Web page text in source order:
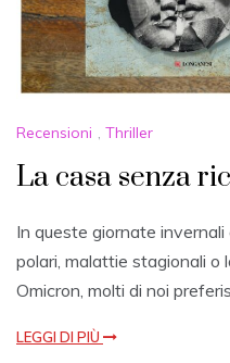
Recensioni , Thriller
La casa senza
In queste giornate
polari, malattie stagionali o
Omicron, molti di noi
LEGGI DI PIÙ